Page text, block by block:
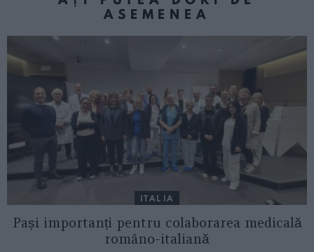
ASEMENEA
ITALIA
Pași importanți pentru colaborarea medicală
româno-italiană